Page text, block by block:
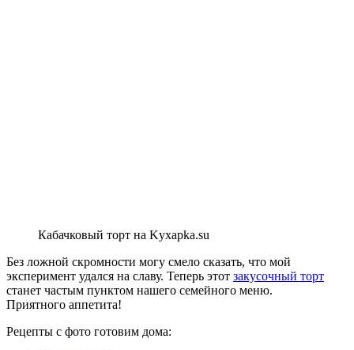
Кабачковый торт на Kyxapka.su
Без ложной скромности могу смело сказать, что мой
эксперимент удался на славу. Теперь этот закусочный торт
станет частым пунктом нашего семейного меню.
Приятного аппетита!
Рецепты с фото готовим дома: